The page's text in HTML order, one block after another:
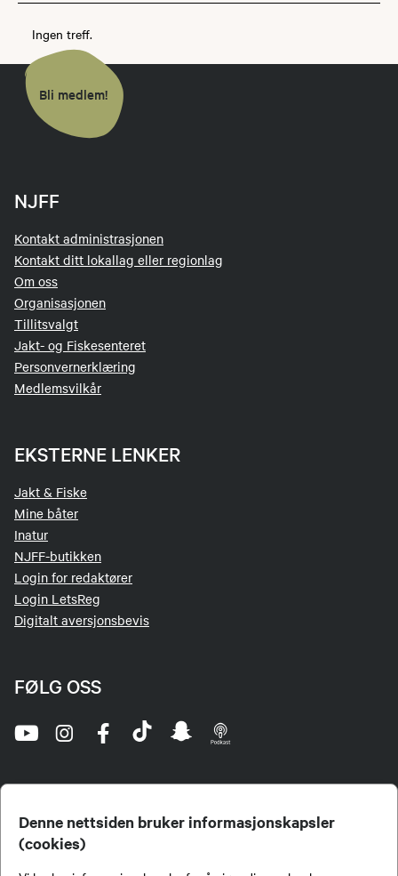
Denne nettsiden bruker informasjonskapsler
(cookies)
Ingen treff.
Bli medlem!
NJFF
Kontakt administrasjonen
Kontakt ditt lokallag eller regionlag
Om oss
Organisasjonen
Tillitsvalgt
Jakt- og Fiskesenteret
Personvernerklæring
Medlemsvilkår
EKSTERNE LENKER
Jakt & Fiske
Mine båter
Inatur
NJFF-butikken
Login for redaktører
Login LetsReg
Digitalt aversjonsbevis
FØLG OSS